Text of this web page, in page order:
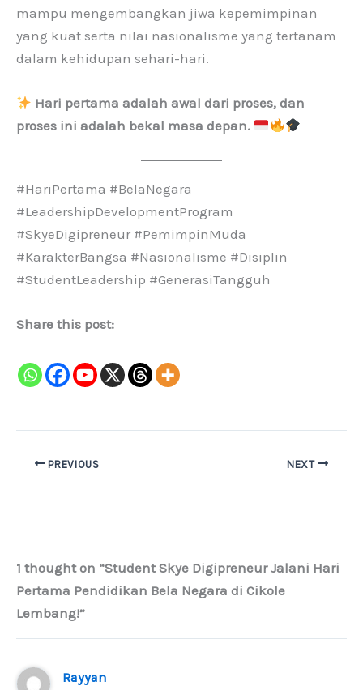
mampu mengembangkan jiwa kepemimpinan
yang kuat serta nilai nasionalisme yang tertanam
dalam kehidupan sehari-hari.
Hari pertama adalah awal dari proses, dan
proses ini adalah bekal masa depan.
#HariPertama #BelaNegara
#LeadershipDevelopmentProgram
#SkyeDigipreneur #PemimpinMuda
#KarakterBangsa #Nasionalisme #Disiplin
#StudentLeadership #GenerasiTangguh
Share this post:
PREVIOUS NEXT
1 thought on “Student Skye Digipreneur Jalani Hari
Pertama Pendidikan Bela Negara di Cikole
Lembang!”
Rayyan